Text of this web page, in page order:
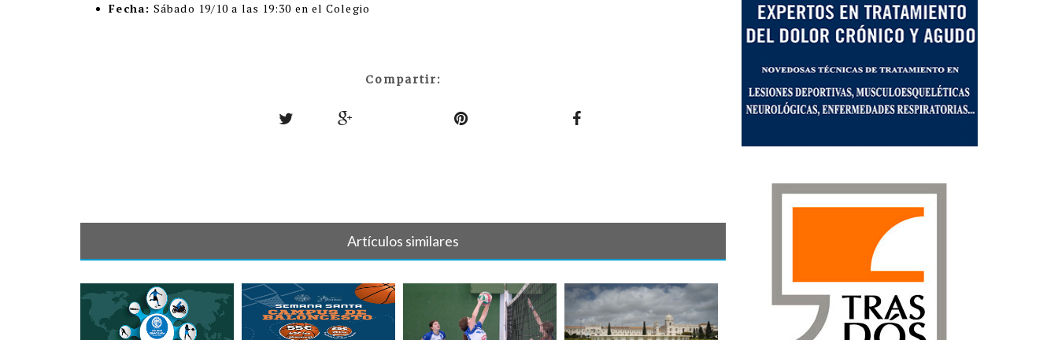
Fecha:Sábado 19/10 a las 19:30 en el Colegio
Compartir:
Artículos similares